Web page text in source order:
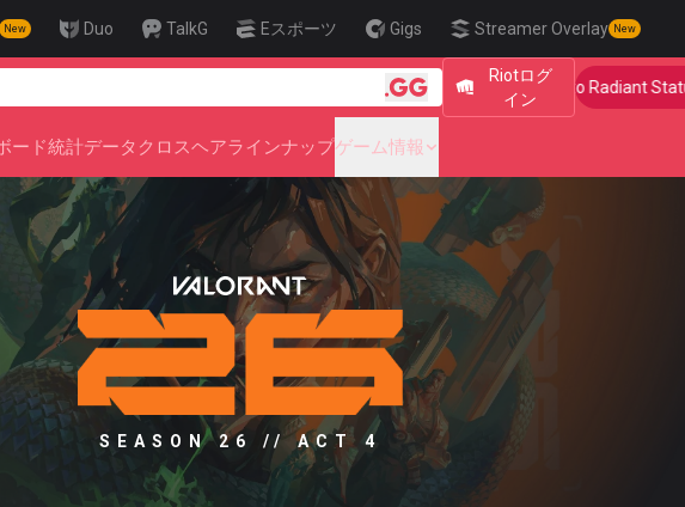
New Duo TalkG Eスポーツ Gigs Streamer Overlay New
Riotログ
イン
🎯 Level Up Your Aim to Radiant Status!
ード統計データ クロスヘアラインナップゲーム情報
SEASON 26 // ACT 4